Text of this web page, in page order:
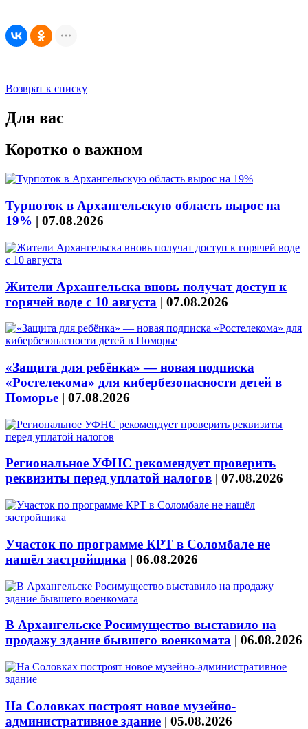
Возврат к списку
Для вас
Коротко о важном
Турпоток в Архангельскую область вырос на
19% | 07.08.2026
Жители Архангельска вновь получат доступ к
горячей воде с 10 августа | 07.08.2026
«Защита для ребёнка» — новая подписка
«Ростелекома» для кибербезопасности детей в
Поморье | 07.08.2026
Региональное УФНС рекомендует проверить
реквизиты перед уплатой налогов | 07.08.2026
Участок по программе КРТ в Соломбале не
нашёл застройщика | 06.08.2026
В Архангельске Росимущество выставило на
продажу здание бывшего военкомата | 06.08.2026
На Соловках построят новое музейно-
административное здание | 05.08.2026